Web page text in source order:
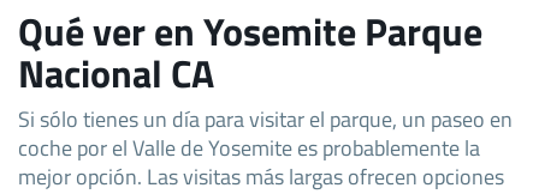
Qué ver en Yosemite Parque
Nacional CA
Si sólo tienes un día para visitar el parque, un paseo en
coche por el Valle de Yosemite es probablemente la
mejor opción. Las visitas más largas ofrecen opciones